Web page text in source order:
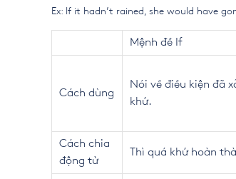
Ex: If it hadn’t rained, she would have
Mệnh đề If
Cách dùng
Nói về điều kiện đã
khứ.
Cách chia
động từ
Thì quá khứ hoàn